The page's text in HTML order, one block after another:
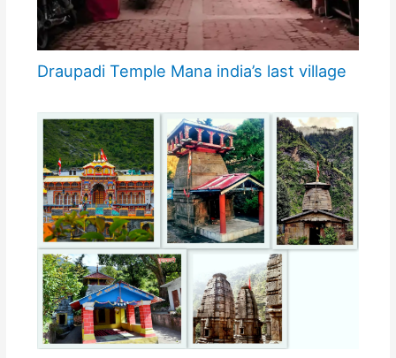
Draupadi Temple Mana india’s last village